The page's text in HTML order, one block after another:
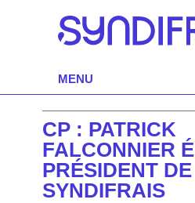
MENU
CP : PATRICK
FALCONNIER
PRÉSIDENT DE
SYNDIFRAIS